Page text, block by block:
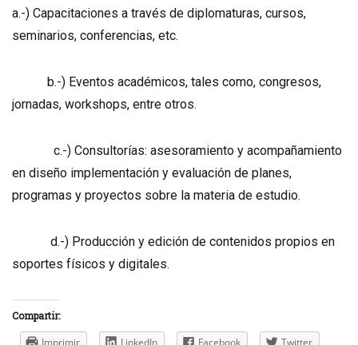
a.-) Capacitaciones a través de diplomaturas, cursos,
seminarios, conferencias, etc.
b.-) Eventos académicos, tales como, congresos,
jornadas, workshops, entre otros.
c.-) Consultorías: asesoramiento y acompañamiento
en diseño implementación y evaluación de planes,
programas y proyectos sobre la materia de estudio.
d.-) Producción y edición de contenidos propios en
soportes físicos y digitales.
Compartir:
Imprimir LinkedIn Facebook Twitter